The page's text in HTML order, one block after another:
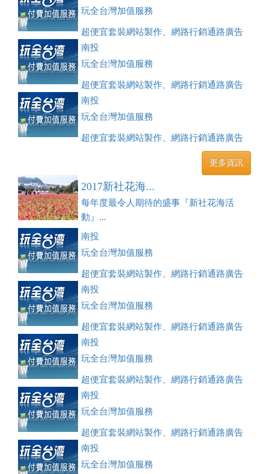
玩全台灣加值服務
超便宜套裝網站製作、網路行銷通路廣告
刊登、訂房系統、客房委託旅行社銷售，全面優惠中....
南投
玩全台灣加值服務
超便宜套裝網站製作、網路行銷通路廣告
刊登、訂房系統、客房委託旅行社銷售，全面優惠中....
南投
玩全台灣加值服務
超便宜套裝網站製作、網路行銷通路廣告
刊登、訂房系統、客房委託旅行社銷售，全面優惠中....
更多資訊
2017新社花海...
每年度最令人期待的盛事『新社花海活
動』...
南投
玩全台灣加值服務
超便宜套裝網站製作、網路行銷通路廣告
刊登、訂房系統、客房委託旅行社銷售，全面優惠中....
南投
玩全台灣加值服務
超便宜套裝網站製作、網路行銷通路廣告
刊登、訂房系統、客房委託旅行社銷售，全面優惠中....
南投
玩全台灣加值服務
超便宜套裝網站製作、網路行銷通路廣告
刊登、訂房系統、客房委託旅行社銷售，全面優惠中....
南投
玩全台灣加值服務
超便宜套裝網站製作、網路行銷通路廣告
刊登、訂房系統、客房委託旅行社銷售，全面優惠中....
南投
玩全台灣加值服務